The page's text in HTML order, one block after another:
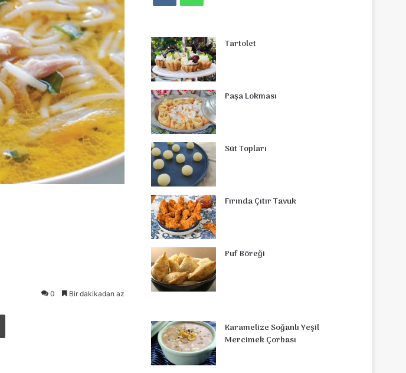
0 Bir dakikadan az
Yazdır
Tartolet
Paşa Lokması
Süt Topları
Fırında Çıtır Tavuk
Puf Böreği
Karamelize Soğanlı Yeşil
Mercimek Çorbası